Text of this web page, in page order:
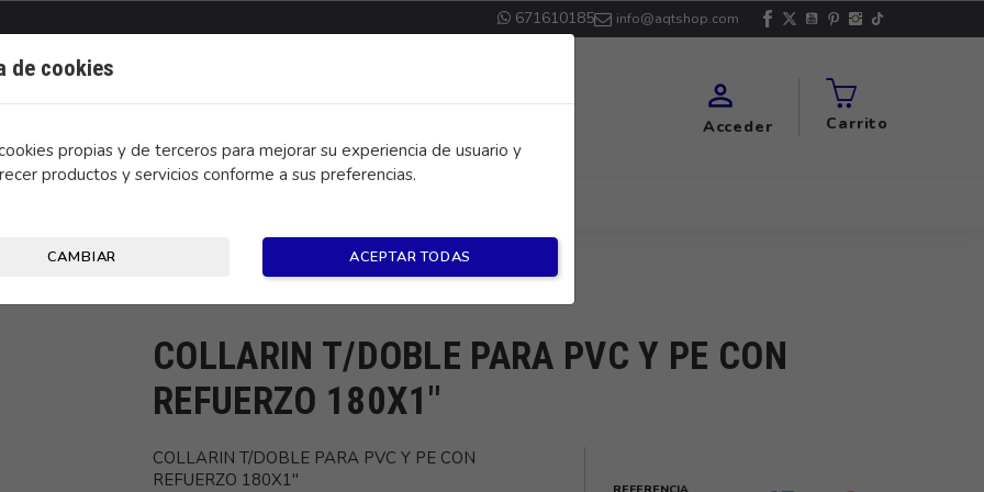
de cookies
propias y de terceros para mejorar su experiencia de usuario y
productos y servicios conforme a sus preferencias.
CAMBIAR ACEPTAR TODAS
671610185 info@aqtshop.com

Acceder Carrito
CON REFUERZO 180X1"
COLLARIN T/DOBLE PARA PVC Y PE CON
REFUERZO 180X1"
COLLARIN T/DOBLE PARA PVC Y PE CON
REFUERZO 180X1"